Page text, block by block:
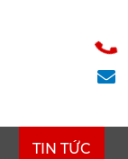
TIN TỨC